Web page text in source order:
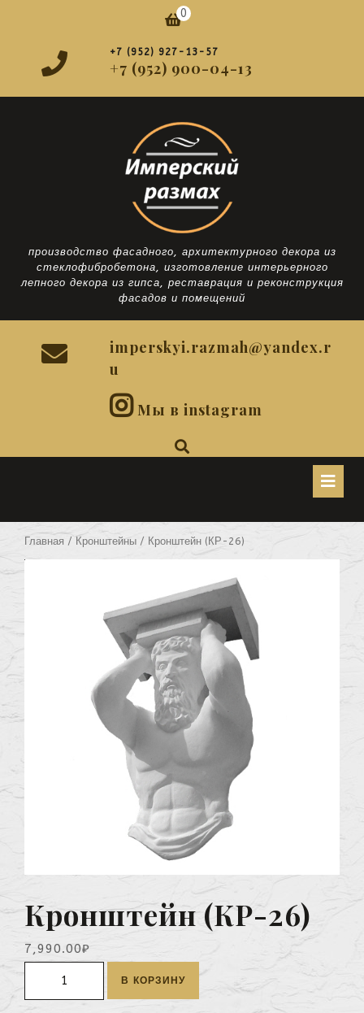
Корзина
0
+7 (952) 927-13-57
+7 (952) 900-04-13
производство фасадного, архитектурного декора из
стеклофибробетона, изготовление интерьерного
лепного декора из гипса, реставрация и реконструкция
фасадов и помещений
imperskyi.razmah@yandex.r
u
Мы в instagram
Главная / Кронштейны / Кронштейн (КР-26)
Кронштейн (КР-26)
7,990.00₽
Количество
Кронштейн
(КР-26)
В КОРЗИНУ